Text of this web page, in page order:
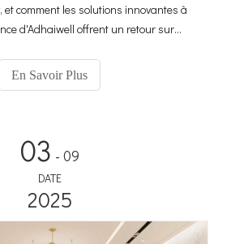
et comment les solutions innovantes à
d'Adhaiwell offrent un retour sur
et les équipes de médias.
En Savoir Plus
03 - 09
DATE
2025